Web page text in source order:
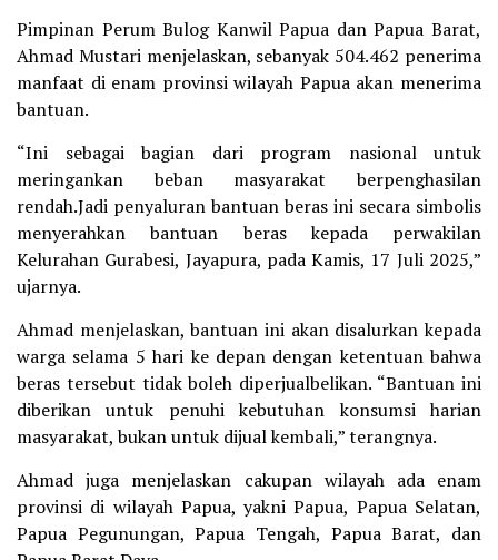
Pimpinan Perum Bulog Kanwil Papua dan Papua Barat,
Ahmad Mustari menjelaskan, sebanyak 504.462 penerima
manfaat di enam provinsi wilayah Papua akan menerima
bantuan.
“Ini sebagai bagian dari program nasional untuk
meringankan beban masyarakat berpenghasilan
rendah.Jadi penyaluran bantuan beras ini secara simbolis
menyerahkan bantuan beras kepada perwakilan
Kelurahan Gurabesi, Jayapura, pada Kamis, 17 Juli 2025,”
ujarnya.
Ahmad menjelaskan, bantuan ini akan disalurkan kepada
warga selama 5 hari ke depan dengan ketentuan bahwa
beras tersebut tidak boleh diperjualbelikan. “Bantuan ini
diberikan untuk penuhi kebutuhan konsumsi harian
masyarakat, bukan untuk dijual kembali,” terangnya.
Ahmad juga menjelaskan cakupan wilayah ada enam
provinsi di wilayah Papua, yakni Papua, Papua Selatan,
Papua Pegunungan, Papua Tengah, Papua Barat, dan